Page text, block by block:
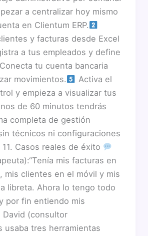
a centralizar hoy mismo
en Clientum ERP.
y facturas desde Excel
a tus empleados y define
Conecta tu cuenta bancaria
movimientos.
Activa el
y empieza a visualizar tus
de 60 minutos tendrás
completa de gestión
técnicos ni configuraciones
Casos reales de éxito
mis facturas en
mis clientes en el móvil y mis
libreta. Ahora lo tengo todo
por fin entiendo mis
David (consultor
usaba tres herramientas